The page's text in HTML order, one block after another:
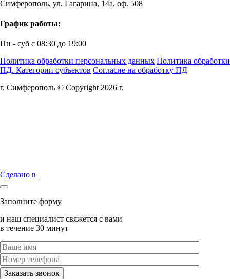
Симферополь, ул. Гагарина, 14а, оф. 508
График работы:
Пн - суб с 08:30 до 19:00
Политика обработки персональных данных Политика обработки
ПД. Категории субъектов Согласие на обработку ПД
г. Симферополь © Copyright 2026 г.
Сделано в
Заполните форму
и наш специалист свяжется с вами
в течение 30 минут